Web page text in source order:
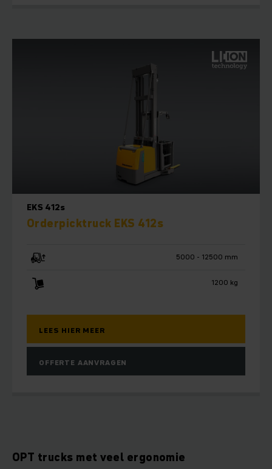
EKS 412s
Orderpicktruck EKS 412s
5000 - 12500 mm
1200 kg
LEES HIER MEER
OFFERTE AANVRAGEN
OPT trucks met veel ergonomie